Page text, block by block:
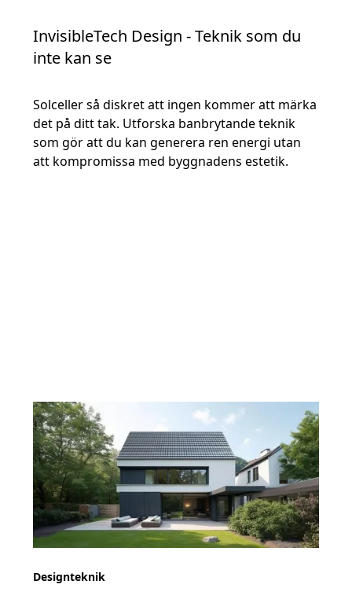
InvisibleTech Design - Teknik som du
inte kan se
Solceller så diskret att ingen kommer att märka
det på ditt tak. Utforska banbrytande teknik
som gör att du kan generera ren energi utan
att kompromissa med byggnadens estetik.
Designteknik